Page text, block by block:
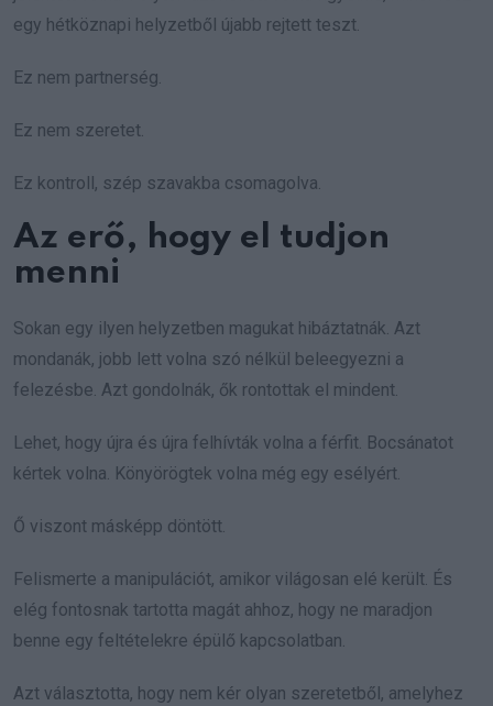
egy hétköznapi helyzetből újabb rejtett teszt.
Ez nem partnerség.
Ez nem szeretet.
Ez kontroll, szép szavakba csomagolva.
Az erő, hogy el tudjon
menni
Sokan egy ilyen helyzetben magukat hibáztatnák. Azt
mondanák, jobb lett volna szó nélkül beleegyezni a
felezésbe. Azt gondolnák, ők rontottak el mindent.
Lehet, hogy újra és újra felhívták volna a férfit. Bocsánatot
kértek volna. Könyörögtek volna még egy esélyért.
Ő viszont másképp döntött.
Felismerte a manipulációt, amikor világosan elé került. És
elég fontosnak tartotta magát ahhoz, hogy ne maradjon
benne egy feltételekre épülő kapcsolatban.
Azt választotta, hogy nem kér olyan szeretetből, amelyhez